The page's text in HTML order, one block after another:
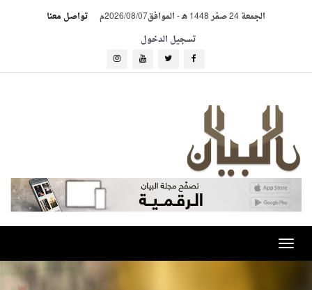
الجمعة 24 صفر 1448 هـ -الموافق2026/08/07م
تواصل معنا
تسجيل الدخول
Toggle
navigation